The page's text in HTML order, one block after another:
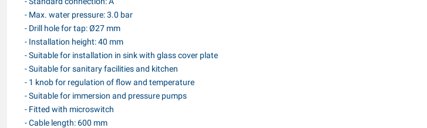
- Max. water pressure: 3.0 bar
- Drill hole for tap: Ø27 mm
- Installation height: 40 mm
- Suitable for installation in sink with glass cover plate
- Suitable for sanitary facilities and kitchen
- 1 knob for regulation of flow and temperature
- Suitable for immersion and pressure pumps
- Fitted with microswitch
- Cable length: 600 mm